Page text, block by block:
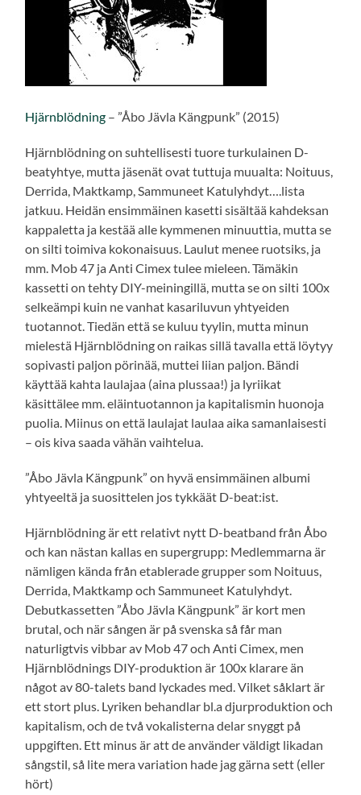
Hjärnblödning – ”Åbo Jävla Kängpunk” (2015)
Hjärnblödning on suhtellisesti tuore turkulainen D-
beatyhtye, mutta jäsenät ovat tuttuja muualta: Noituus,
Derrida, Maktkamp, Sammuneet Katulyhdyt….lista
jatkuu. Heidän ensimmäinen kasetti sisältää kahdeksan
kappaletta ja kestää alle kymmenen minuuttia, mutta se
on silti toimiva kokonaisuus. Laulut menee ruotsiks, ja
mm. Mob 47 ja Anti Cimex tulee mieleen. Tämäkin
kassetti on tehty DIY-meiningillä, mutta se on silti 100x
selkeämpi kuin ne vanhat kasariluvun yhtyeiden
tuotannot. Tiedän että se kuluu tyylin, mutta minun
mielestä Hjärnblödning on raikas sillä tavalla että löytyy
sopivasti paljon pörinää, muttei liian paljon. Bändi
käyttää kahta laulajaa (aina plussaa!) ja lyriikat
käsittälee mm. eläintuotannon ja kapitalismin huonoja
puolia. Miinus on että laulajat laulaa aika samanlaisesti
– ois kiva saada vähän vaihtelua.
”Åbo Jävla Kängpunk” on hyvä ensimmäinen albumi
yhtyeeltä ja suosittelen jos tykkäät D-beat:ist.
Hjärnblödning är ett relativt nytt D-beatband från Åbo
och kan nästan kallas en supergrupp: Medlemmarna är
nämligen kända från etablerade grupper som Noituus,
Derrida, Maktkamp och Sammuneet Katulyhdyt.
Debutkassetten ”Åbo Jävla Kängpunk” är kort men
brutal, och när sången är på svenska så får man
naturligtvis vibbar av Mob 47 och Anti Cimex, men
Hjärnblödnings DIY-produktion är 100x klarare än
något av 80-talets band lyckades med. Vilket såklart är
ett stort plus. Lyriken behandlar bl.a djurproduktion och
kapitalism, och de två vokalisterna delar snyggt på
uppgiften. Ett minus är att de använder väldigt likadan
sångstil, så lite mera variation hade jag gärna sett (eller
hört)